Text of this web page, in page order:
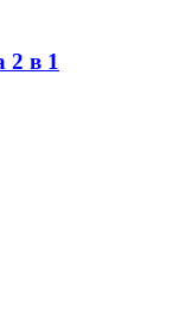
2 в 1